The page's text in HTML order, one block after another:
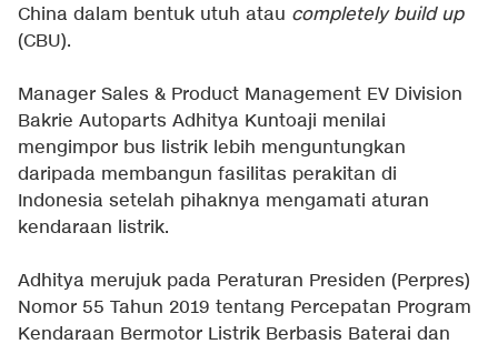
China dalam bentuk utuh atau completely build up
(CBU).
Manager Sales & Product Management EV Division
Bakrie Autoparts Adhitya Kuntoaji menilai
mengimpor bus listrik lebih menguntungkan
daripada membangun fasilitas perakitan di
Indonesia setelah pihaknya mengamati aturan
kendaraan listrik.
Adhitya merujuk pada Peraturan Presiden (Perpres)
Nomor 55 Tahun 2019 tentang Percepatan Program
Kendaraan Bermotor Listrik Berbasis Baterai dan